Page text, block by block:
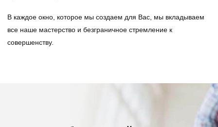
В каждое окно, которое мы создаем для Вас, мы вкладываем
все наше мастерство и безграничное стремление к
совершенству.